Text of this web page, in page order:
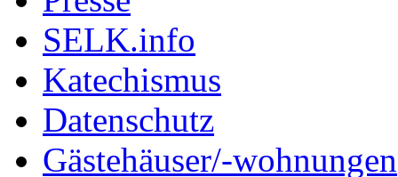
SELK.info
Katechismus
Datenschutz
Gästehäuser/-wohnungen